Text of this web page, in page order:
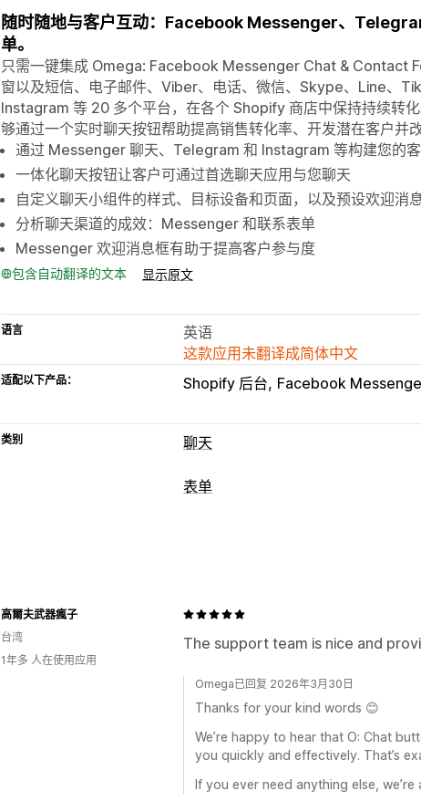
随时随地与客户互动：Facebook Messenger、
单。
只需一键集成 Omega: Facebook Messenger Chat & Contact
窗以及短信、电子邮件、Viber、电话、微信、Skype、Line、
Instagram 等 20 多个平台，在各个 Shopify 商店中保持持续转
够通过一个实时聊天按钮帮助提高销售转化率、开发潜在客户并
通过 Messenger 聊天、Telegram 和 Instagram 等构建您的
一体化聊天按钮让客户可通过首选聊天应用与您聊天
自定义聊天小组件的样式、目标设备和页面，以及预设欢迎消
分析聊天渠道的成效：Messenger 和联系表单
Messenger 欢迎消息框有助于提高客户参与度
包含自动翻译的文本 显示原文
语言
英语
这款应用未翻译成简体中文
适配以下产品： Shopify 后台 Facebook
类别 聊天
自定义
表单
字体和颜色
数据管理
电子邮件回复
自动同步 控制面板
The support team is nice and
高爾夫武器瘋子
台湾
1年多 人在使用应用
Omega已回复 2026年3月30日
Thanks for your kind words 😊
We’re happy to hear that O: Chat
you quickly and effectively. That’s
If you ever need anything else,